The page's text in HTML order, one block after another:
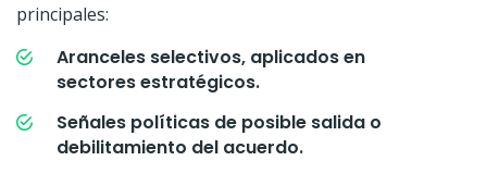
principales:
Aranceles selectivos, aplicados en
sectores estratégicos.
Señales políticas de posible salida o
debilitamiento del acuerdo.